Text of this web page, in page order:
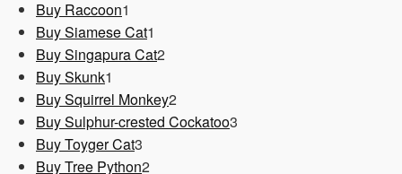
Buy Raccoon1
Produkt
Buy Siamese Cat1
Produkt
Buy Singapura Cat22
Buy Skunk1
Produkt
Buy Squirrel Monkey22
Produkte
Buy Sulphur-crested Cockatoo3
Buy Toyger Cat3
Produkte
Buy Tree Python22